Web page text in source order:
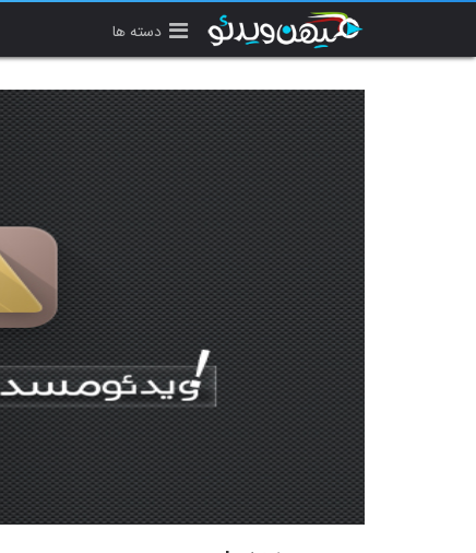
دسته ها